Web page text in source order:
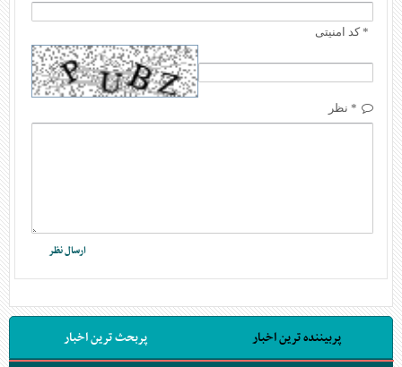
* کد امنیتی
* نظر
پربیننده ترین اخبار پربحث ترین اخبار